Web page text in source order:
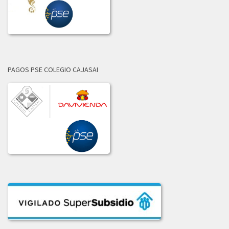
LICITACION_DE_OFERTAS_002-2021.PDF
COMUNICADO_ADJUDICACION_LIC_No_002-2020.pdf
COMUNICADO_ADJ_LIC-003_2020.PDF
INFORME_LICITACION_OFERTAS_004-2020.pdf
INFORME_LIC_OFERTAS_001-2020.pdf
LICITACION_004-2020.pdf
PAGOS PSE COLEGIO CAJASAI